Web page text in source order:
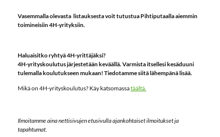
Vasemmalla olevasta listauksesta voit tutustua Pihtiputaalla aiemmin
toimineisiin 4H-yrityksiin.
Haluaisitko ryhtyä 4H-yrittäjäksi?
4H-yrityskoulutus järjestetään keväällä. Varmista itsellesi kesäduuni
tulemalla koulutukseen mukaan! Tiedotamme siitä lähempänä lisää.
Mikä on 4H-yrityskoulutus? Käy katsomassatäältä.
Ilmoitamme aina nettisivujen etusivulla ajankohtaiset ilmoitukset ja
tapahtumat.